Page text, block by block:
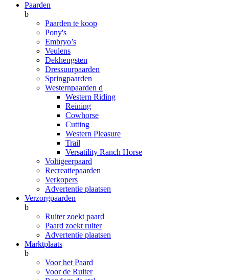
Paarden
b
Paarden te koop
Pony's
Embryo’s
Veulens
Dekhengsten
Dressuurpaarden
Springpaarden
Westernpaarden d
Western Riding
Reining
Cowhorse
Cutting
Western Pleasure
Trail
Versatility Ranch Horse
Voltigeerpaard
Recreatiepaarden
Verkopers
Advertentie plaatsen
Verzorgpaarden
b
Ruiter zoekt paard
Paard zoekt ruiter
Advertentie plaatsen
Marktplaats
b
Voor het Paard
Voor de Ruiter